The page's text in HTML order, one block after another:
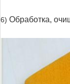
6) Обработка,